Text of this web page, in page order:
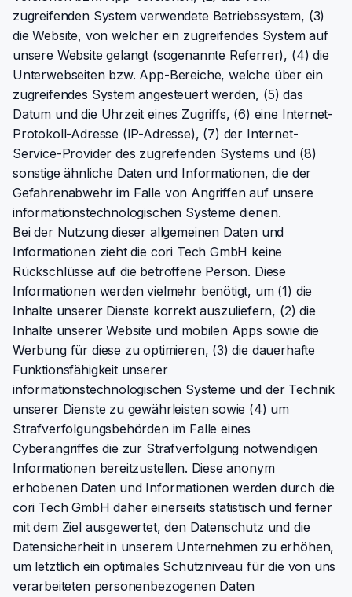
zugreifenden System verwendete Betriebssystem, (3)
die Website, von welcher ein zugreifendes System auf
unsere Website gelangt (sogenannte Referrer), (4) die
Unterwebseiten bzw. App-Bereiche, welche über ein
zugreifendes System angesteuert werden, (5) das
Datum und die Uhrzeit eines Zugriffs, (6) eine Internet-
Protokoll-Adresse (IP-Adresse), (7) der Internet-
Service-Provider des zugreifenden Systems und (8)
sonstige ähnliche Daten und Informationen, die der
Gefahrenabwehr im Falle von Angriffen auf unsere
informationstechnologischen Systeme dienen.
Bei der Nutzung dieser allgemeinen Daten und
Informationen zieht die cori Tech GmbH keine
Rückschlüsse auf die betroffene Person. Diese
Informationen werden vielmehr benötigt, um (1) die
Inhalte unserer Dienste korrekt auszuliefern, (2) die
Inhalte unserer Website und mobilen Apps sowie die
Werbung für diese zu optimieren, (3) die dauerhafte
Funktionsfähigkeit unserer
informationstechnologischen Systeme und der Technik
unserer Dienste zu gewährleisten sowie (4) um
Strafverfolgungsbehörden im Falle eines
Cyberangriffes die zur Strafverfolgung notwendigen
Informationen bereitzustellen. Diese anonym
erhobenen Daten und Informationen werden durch die
cori Tech GmbH daher einerseits statistisch und ferner
mit dem Ziel ausgewertet, den Datenschutz und die
Datensicherheit in unserem Unternehmen zu erhöhen,
um letztlich ein optimales Schutzniveau für die von uns
verarbeiteten personenbezogenen Daten